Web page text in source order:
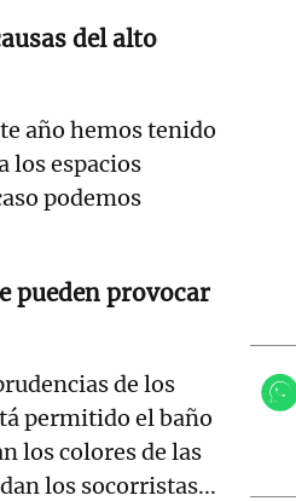
del alto
año hemos tenido
los espacios
podemos
pueden provocar
de los
permitido el baño
los colores de las
los socorristas...